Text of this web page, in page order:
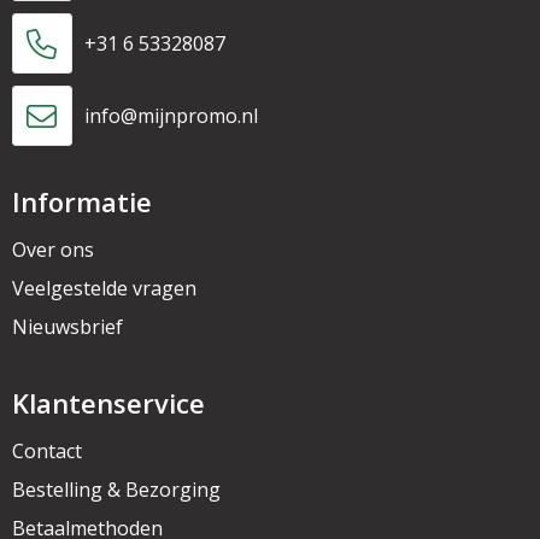
+31 6 53328087
info@mijnpromo.nl
Informatie
Over ons
Veelgestelde vragen
Nieuwsbrief
Klantenservice
Contact
Bestelling & Bezorging
Betaalmethoden